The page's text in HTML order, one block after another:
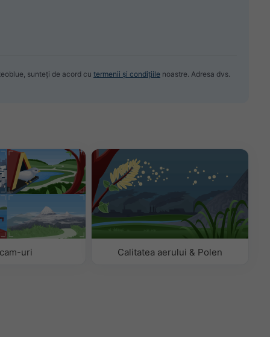
sunteți de acord cu termenii și condițiile noastre. Adresa dvs.
uri Calitatea aerului & Polen